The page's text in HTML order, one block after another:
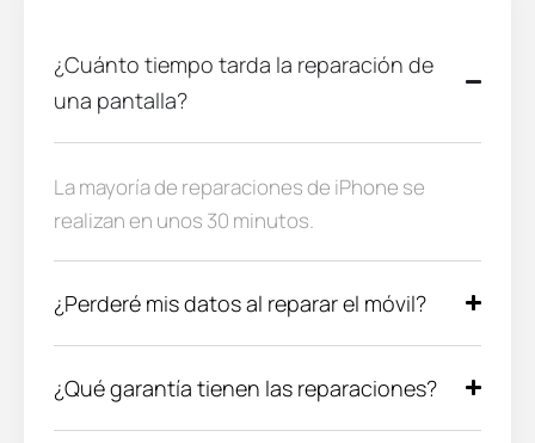
¿Cuánto tiempo tarda la reparación de
una pantalla?
La mayoría de reparaciones de iPhone se
realizan en unos 30 minutos.
¿Perderé mis datos al reparar el móvil?
¿Qué garantía tienen las reparaciones?